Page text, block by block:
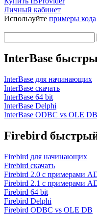
Личный кабинет
Используйте примеры кода
InterBase
InterBase для начинающих
InterBase скачать
InterBase 64 bit
InterBase Delphi
InterBase ODBC vs OLE DB
Firebird
Firebird для начинающих
Firebird скачать
Firebird 2.0 с примерами
Firebird 2.1 с примерами
Firebird 64 bit
Firebird Delphi
Firebird ODBC vs OLE DB